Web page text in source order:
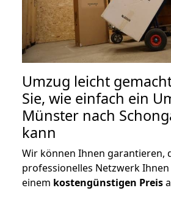
Umzug leicht
Sie, wie einfach ein
Münster nach
kann
Wir können Ihnen garantieren,
professionelles Netzwerk Ihnen
einem kostengünstigen Preis